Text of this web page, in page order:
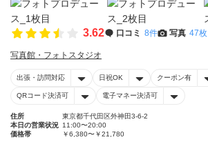
3.62 口コミ 8件 写真 47枚
写真館・フォトスタジオ
出張・訪問対応 日祝OK クーポン有
QRコード決済可 電子マネー決済可
住所
東京都千代田区外神田3-6-2
本日の営業状況 11:00〜20:00
価格帯
￥6,380〜￥21,780